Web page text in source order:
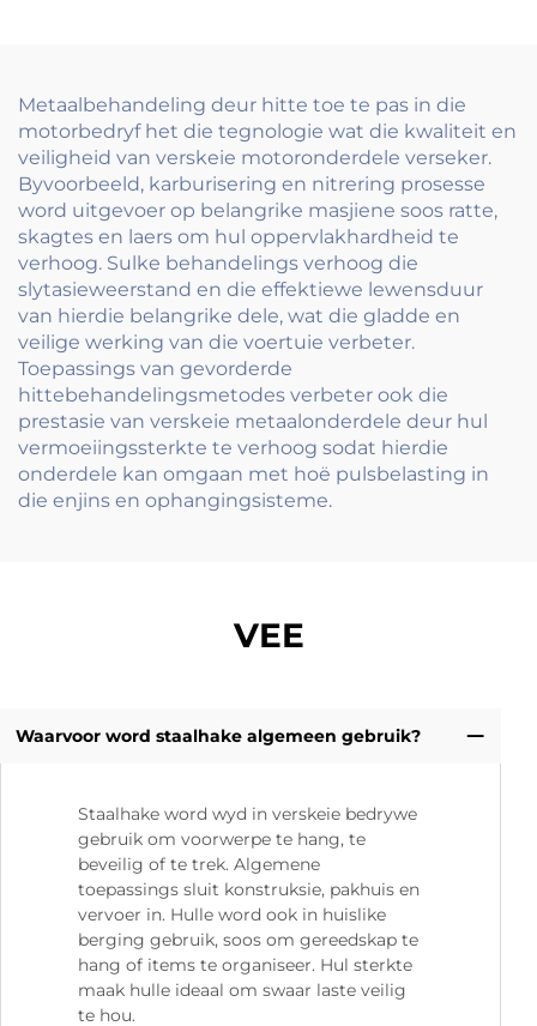
Metaalbehandeling deur hitte toe te pas in die
motorbedryf het die tegnologie wat die kwaliteit en
veiligheid van verskeie motoronderdele verseker.
Byvoorbeeld, karburisering en nitrering prosesse
word uitgevoer op belangrike masjiene soos ratte,
skagtes en laers om hul oppervlakhardheid te
verhoog. Sulke behandelings verhoog die
slytasieweerstand en die effektiewe lewensduur
van hierdie belangrike dele, wat die gladde en
veilige werking van die voertuie verbeter.
Toepassings van gevorderde
hittebehandelingsmetodes verbeter ook die
prestasie van verskeie metaalonderdele deur hul
vermoeiingssterkte te verhoog sodat hierdie
onderdele kan omgaan met hoë pulsbelasting in
die enjins en ophangingsisteme.
VEE
Waarvoor word staalhake algemeen gebruik?
Staalhake word wyd in verskeie bedrywe
gebruik om voorwerpe te hang, te
beveilig of te trek. Algemene
toepassings sluit konstruksie, pakhuis en
vervoer in. Hulle word ook in huislike
berging gebruik, soos om gereedskap te
hang of items te organiseer. Hul sterkte
maak hulle ideaal om swaar laste veilig
te hou.